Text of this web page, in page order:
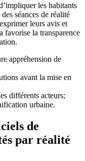
les habitants
séances de réalité
leurs avis et
favorise la transparence
appréhension de
avant la mise en
différents acteurs;
urbaine.
de
par réalité